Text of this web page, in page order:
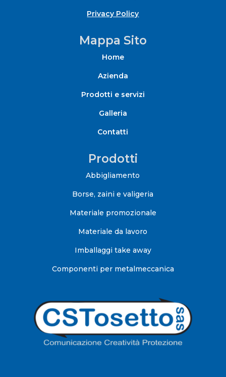
Privacy Policy
Mappa Sito
Home
Azienda
Prodotti e servizi
Galleria
Contatti
Prodotti
Abbigliamento
Borse, zaini e valigeria
Materiale promozionale
Materiale da lavoro
Imballaggi take away
Componenti per metalmeccanica